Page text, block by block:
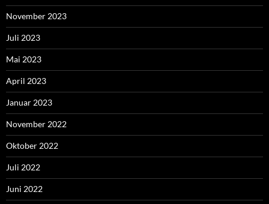
November 2023
Juli 2023
Mai 2023
April 2023
Januar 2023
November 2022
Oktober 2022
Juli 2022
Juni 2022